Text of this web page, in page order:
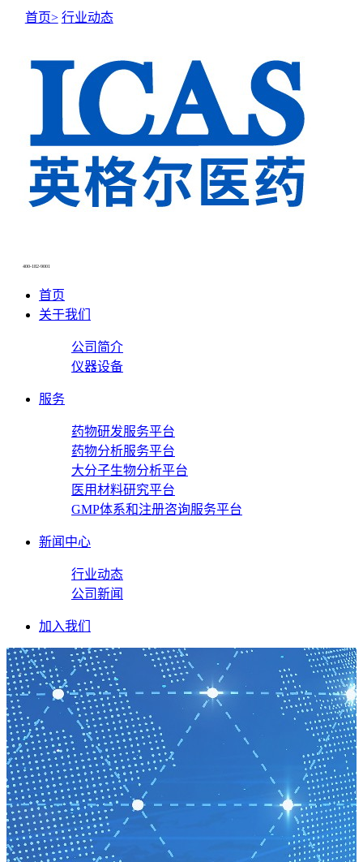
400-182-9001
首页
关于我们
公司简介
仪器设备
服务
药物研发服务平台
药物分析服务平台
大分子生物分析平台
医用材料研究平台
GMP体系和注册咨询服务平台
新闻中心
行业动态
公司新闻
加入我们
NEWS CENTER
首页> 行业动态